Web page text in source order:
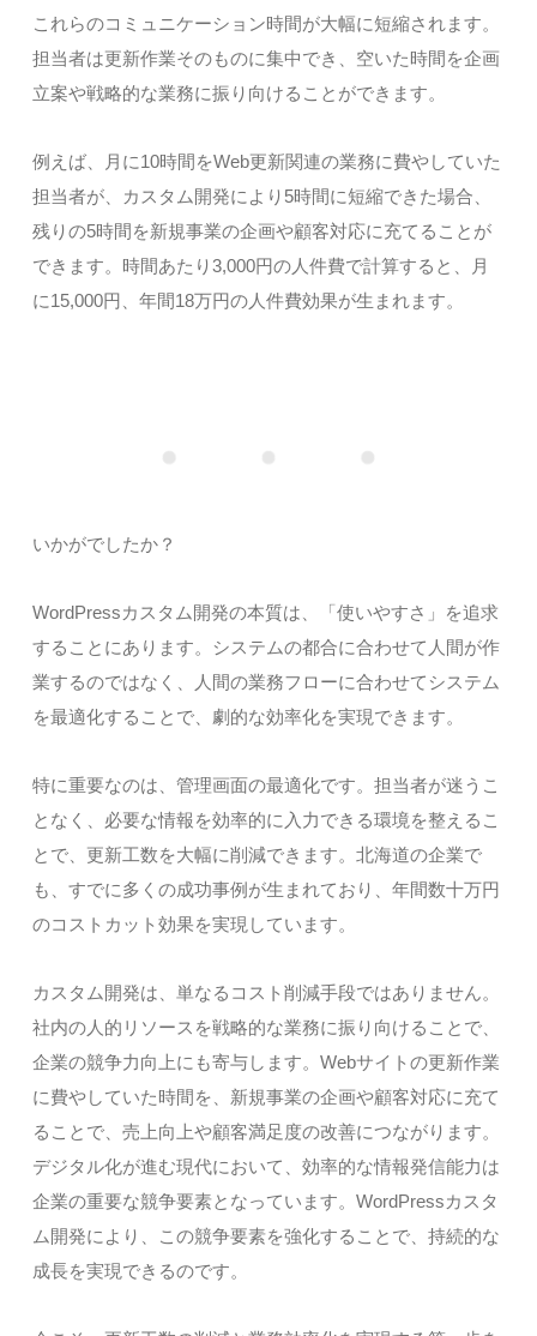
これらのコミュニケーション時間が大幅に短縮されます。
担当者は更新作業そのものに集中でき、空いた時間を企画
立案や戦略的な業務に振り向けることができます。
例えば、月に10時間をWeb更新関連の業務に費やしていた
担当者が、カスタム開発により5時間に短縮できた場合、
残りの5時間を新規事業の企画や顧客対応に充てることが
できます。時間あたり3,000円の人件費で計算すると、月
に15,000円、年間18万円の人件費効果が生まれます。
いかがでしたか？
WordPressカスタム開発の本質は、「使いやすさ」を追求
することにあります。システムの都合に合わせて人間が作
業するのではなく、人間の業務フローに合わせてシステム
を最適化することで、劇的な効率化を実現できます。
特に重要なのは、管理画面の最適化です。担当者が迷うこ
となく、必要な情報を効率的に入力できる環境を整えるこ
とで、更新工数を大幅に削減できます。北海道の企業で
も、すでに多くの成功事例が生まれており、年間数十万円
のコストカット効果を実現しています。
カスタム開発は、単なるコスト削減手段ではありません。
社内の人的リソースを戦略的な業務に振り向けることで、
企業の競争力向上にも寄与します。Webサイトの更新作業
に費やしていた時間を、新規事業の企画や顧客対応に充て
ることで、売上向上や顧客満足度の改善につながります。
デジタル化が進む現代において、効率的な情報発信能力は
企業の重要な競争要素となっています。WordPressカスタ
ム開発により、この競争要素を強化することで、持続的な
成長を実現できるのです。